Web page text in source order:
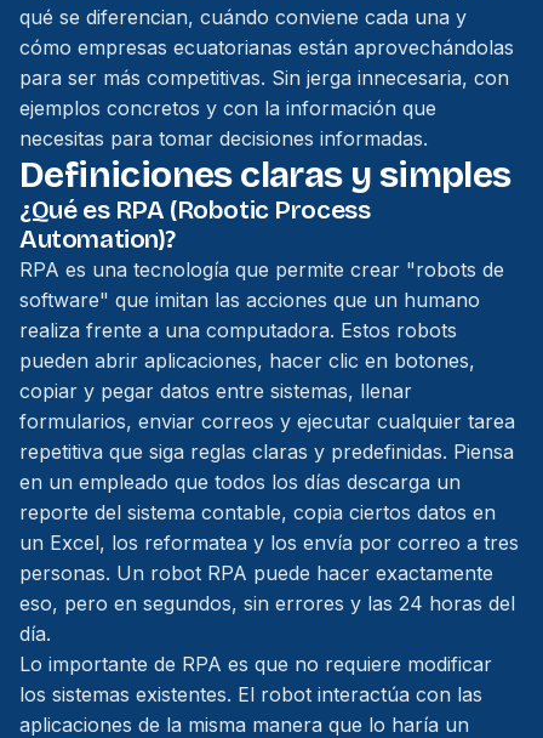
qué se diferencian, cuándo conviene cada una y
cómo empresas ecuatorianas están aprovechándolas
para ser más competitivas. Sin jerga innecesaria, con
ejemplos concretos y con la información que
necesitas para tomar decisiones informadas.
Definiciones claras y simples
¿Qué es RPA (Robotic Process
Automation)?
RPA es una tecnología que permite crear "robots de
software" que imitan las acciones que un humano
realiza frente a una computadora. Estos robots
pueden abrir aplicaciones, hacer clic en botones,
copiar y pegar datos entre sistemas, llenar
formularios, enviar correos y ejecutar cualquier tarea
repetitiva que siga reglas claras y predefinidas. Piensa
en un empleado que todos los días descarga un
reporte del sistema contable, copia ciertos datos en
un Excel, los reformatea y los envía por correo a tres
personas. Un robot RPA puede hacer exactamente
eso, pero en segundos, sin errores y las 24 horas del
día.
Lo importante de RPA es que no requiere modificar
los sistemas existentes. El robot interactúa con las
aplicaciones de la misma manera que lo haría un